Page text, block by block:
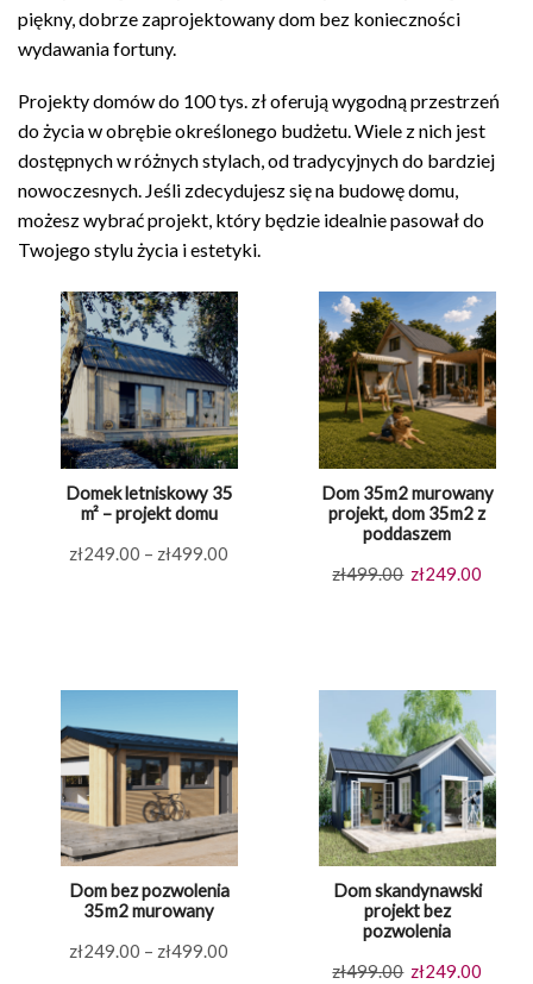
piękny, dobrze zaprojektowany dom bez konieczności
wydawania fortuny.
Projekty domów do 100 tys. zł oferują wygodną przestrzeń
do życia w obrębie określonego budżetu. Wiele z nich jest
dostępnych w różnych stylach, od tradycyjnych do bardziej
nowoczesnych. Jeśli zdecydujesz się na budowę domu,
możesz wybrać projekt, który będzie idealnie pasował do
Twojego stylu życia i estetyki.
Domek letniskowy 35
m² – projekt domu
zł249.00 – zł499.00
Dom 35m2 murowany
projekt, dom 35m2 z
poddaszem
zł499.00 Pierwotna
zł249.00
Dom bez pozwolenia
35m2 murowany
zł249.00 – zł499.00
Dom skandynawski
projekt bez
pozwolenia
zł499.00 Pierwotna
zł249.00